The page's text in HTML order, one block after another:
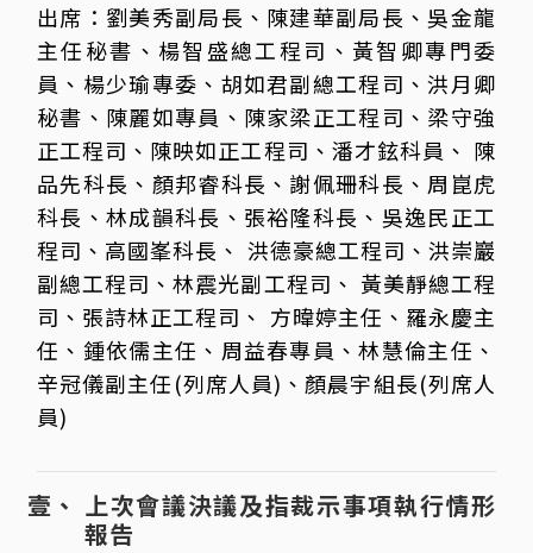
出席： 劉美秀副局長、陳建華副局長、吳金龍
主任秘書、楊智盛總工程司、黃智卿專門委
員、楊少瑜專委、胡如君副總工程司、洪月卿
秘書、陳麗如專員、陳家梁正工程司、梁守強
正工程司、陳映如正工程司、潘才鉉科員、 陳
品先科長、顏邦睿科長、謝佩珊科長、周崑虎
科長、林成韻科長、張裕隆科長、吳逸民正工
程司、高國峯科長、 洪德豪總工程司、洪崇巖
副總工程司、林震光副工程司、 黃美靜總工程
司、張詩林正工程司、 方暐婷主任、羅永慶主
任、鍾依儒主任、周益春專員、林慧倫主任、
辛冠儀副主任(列席人員)、顏晨宇組長(列席人
員)
上次會議決議及指裁示事項執行情形
報告